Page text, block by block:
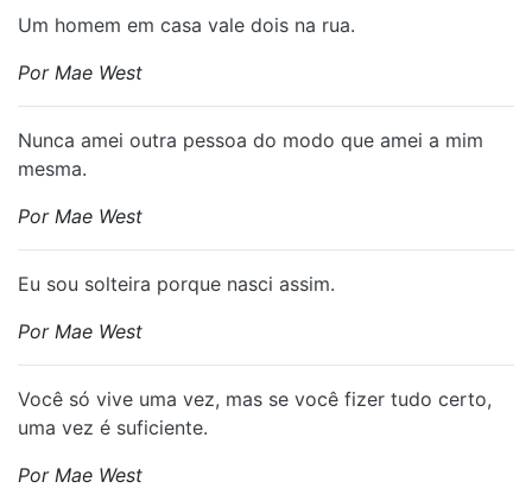
Um homem em casa vale dois na rua.
Por Mae West
Nunca amei outra pessoa do modo que amei a mim
mesma.
Por Mae West
Eu sou solteira porque nasci assim.
Por Mae West
Você só vive uma vez, mas se você fizer tudo certo,
uma vez é suficiente.
Por Mae West